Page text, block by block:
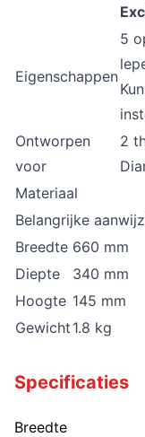
Eigenschappen
5
Ontworpen
voor
2
Materiaal
Belangrijke
Breedte 660 mm
Diepte
340 mm
Hoogte 145 mm
Gewicht 1.8 kg
Specificaties
Breedte